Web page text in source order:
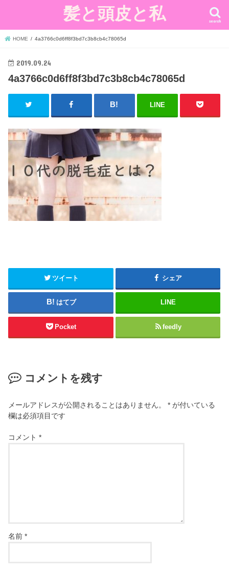
髪と頭皮と私 search
HOME 4a3766c0d6ff8f3bd7c3b8cb4c78065d
2019.09.24
4a3766c0d6ff8f3bd7c3b8cb4c78065d
LINE
ツイート シェア
はてブ LINE
Pocket feedly
コメントを残す
メールアドレスが公開されることはありません。 * が付いている
欄は必須項目です
コメント*
名前*